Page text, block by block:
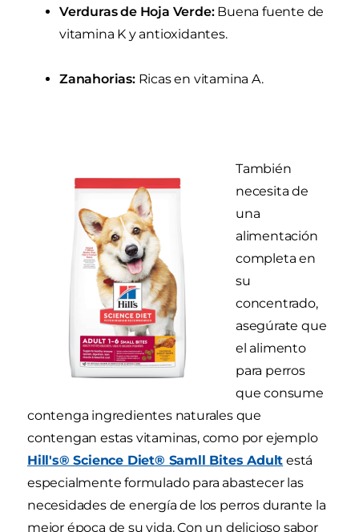
Verduras de Hoja Verde:Buena fuente de
vitamina K y antioxidantes.
Zanahorias: Ricas en vitamina A.
También
necesita de
una
alimentación
completa en
su
concentrado,
asegúrate que
el alimento
para perros
que consume
contenga ingredientes naturales que
contengan estas vitaminas, como por ejemplo
Hill's® Science Diet® Samll Bites Adult está
especialmente formulado para abastecer las
necesidades de energía de los perros durante la
mejor época de su vida. Con un delicioso sabor